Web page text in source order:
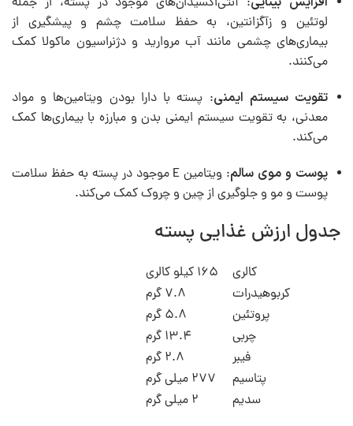
لوتئین و زآگزانتین، به حفظ سلامت چشم و پیشگیری از
بیماری‌های چشمی مانند آب مروارید و دژنراسیون ماکولا کمک
می‌کنند.
تقویت سیستم ایمنی: پسته با دارا بودن ویتامین‌ها و مواد
معدنی، به تقویت سیستم ایمنی بدن و مبارزه با بیماری‌ها کمک
می‌کند.
پوست و موی سالم
: ویتامین E موجود در پسته به حفظ سلامت
پوست و مو و جلوگیری از چین و چروک کمک می‌کند.
جدول ارزش غذایی پسته
کالری
۱۶۵ کیلو کالری
کربوهیدرات
۷.۸ گرم
پروتئین
۵.۸ گرم
چربی
۱۳.۴ گرم
فیبر
۲.۸ گرم
پتاسیم
۲۷۷ میلی گرم
سدیم
۲ میلی گرم